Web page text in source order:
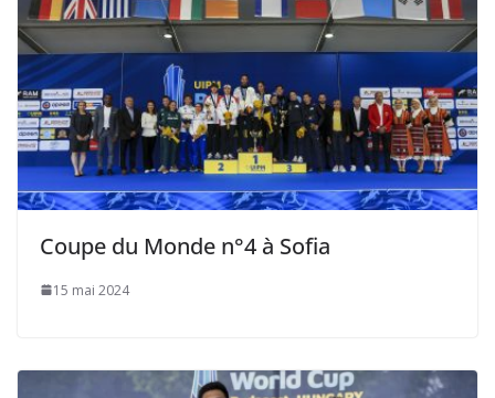
Coupe du Monde n°4 à Sofia
15 mai 2024